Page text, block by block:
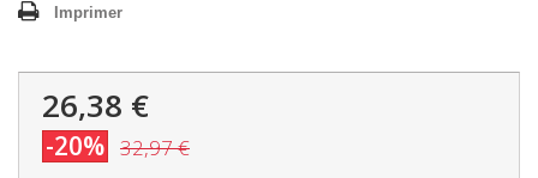
Imprimer
26,38 €
-20% 32,97 €